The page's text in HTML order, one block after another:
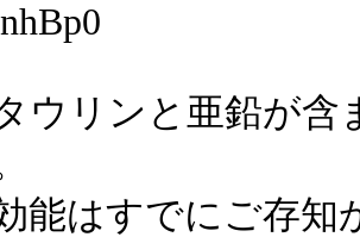
ウリンと亜鉛が含
能はすでにご存知